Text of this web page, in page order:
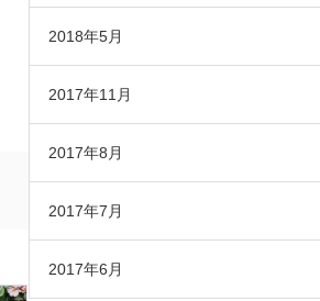
2018年5月
2017年11月
2017年8月
2017年7月
2017年6月